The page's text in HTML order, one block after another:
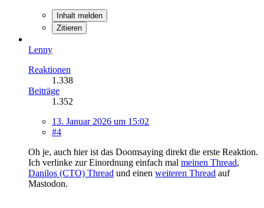
Inhalt melden
Zitieren
Lenny
Reaktionen
1.338
Beiträge
1.352
13. Januar 2026 um 15:02
#4
Oh je, auch hier ist das Doomsaying direkt die erste Reaktion.
Ich verlinke zur Einordnung einfach mal meinen Thread,
Danilos (CTO) Thread und einen weiteren Thread auf
Mastodon.